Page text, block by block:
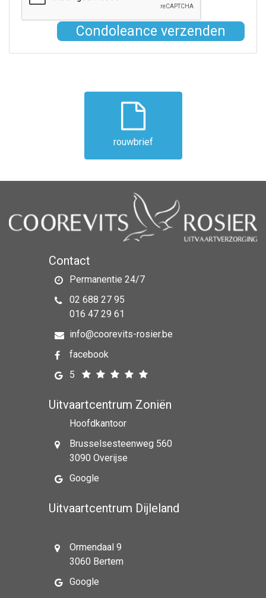
Condoleance verzenden
rouwbrief
Contact
Permanentie 24/7
02 688 27 95
016 47 29 61
info@coorevits-rosier.be
facebook
5
Uitvaartcentrum Zoniën
Hoofdkantoor
Brusselsesteenweg 560
3090 Overijse
Google
Uitvaartcentrum Dijleland
Ormendaal 9
3060 Bertem
Google